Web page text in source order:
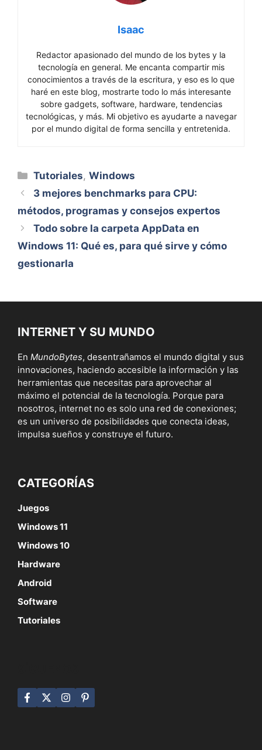
Isaac
Redactor apasionado del mundo de los bytes y la
tecnología en general. Me encanta compartir mis
conocimientos a través de la escritura, y eso es lo que
haré en este blog, mostrarte todo lo más interesante
sobre gadgets, software, hardware, tendencias
tecnológicas, y más. Mi objetivo es ayudarte a navegar
por el mundo digital de forma sencilla y entretenida.
Categorías
Tutoriales,Windows
3 mejores benchmarks para CPU:
métodos, programas y consejos expertos
Todo sobre la carpeta AppData en
Windows 11: Qué es, para qué sirve y cómo
gestionarla
INTERNET Y SU MUNDO
En MundoBytes, desentrañamos el mundo digital y sus
innovaciones, haciendo accesible la información y las
herramientas que necesitas para aprovechar al
máximo el potencial de la tecnología. Porque para
nosotros, internet no es solo una red de conexiones;
es un universo de posibilidades que conecta ideas,
impulsa sueños y construye el futuro.
CATEGORÍAS
Juegos
Windows 11
Windows 10
Hardware
Android
Software
Tutoriales